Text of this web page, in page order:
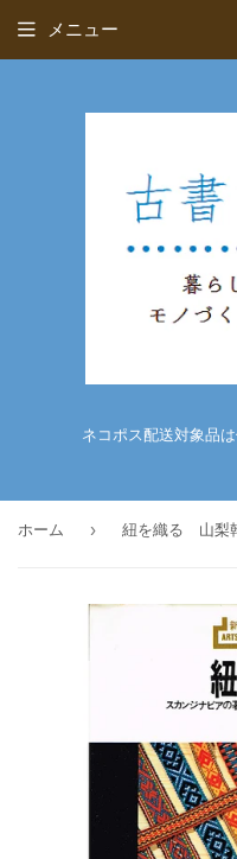
ネコポス配送対象品
メニュー
ホーム › 紐を織る 山梨